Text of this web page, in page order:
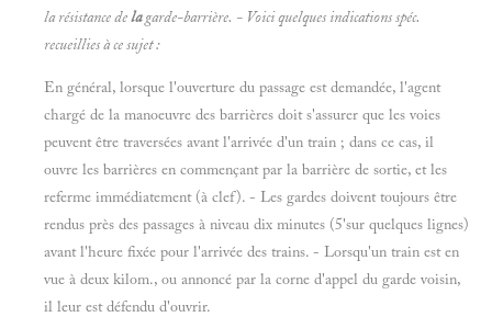
la résistance delagarde-barrière. - Voici quelques indications spéc.
recueillies à ce sujet :
En général, lorsque l'ouverture du passage est demandée, l'agent
chargé de la manoeuvre des barrières doit s'assurer que les voies
peuvent être traversées avant l'arrivée d'un train ; dans ce cas, il
ouvre les barrières en commençant par la barrière de sortie, et les
referme immédiatement (à clef). - Les gardes doivent toujours être
rendus près des passages à niveau dix minutes (5'sur quelques lignes)
avant l'heure fixée pour l'arrivée des trains. - Lorsqu'un train est en
vue à deux kilom., ou annoncé par la corne d'appel du garde voisin,
il leur est défendu d'ouvrir.